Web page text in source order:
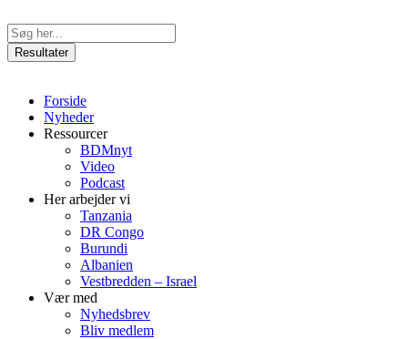
til
indhold
Search
...Resultater
Forside
Nyheder
Ressourcer
BDMnyt
Video
Podcast
Her arbejder vi
Tanzania
DR Congo
Burundi
Albanien
Vestbredden – Israel
Vær med
Nyhedsbrev
Bliv medlem